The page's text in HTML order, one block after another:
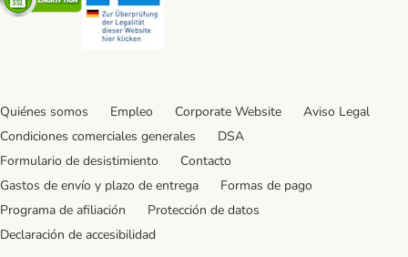
Quiénes somos Empleo Corporate Website
Aviso Legal
Condiciones comerciales generales
DSA
Formulario de desistimiento
Contacto
Gastos de envío y plazo de entrega
Formas de pago
Programa de afiliación
Protección de datos
Declaración de accesibilidad